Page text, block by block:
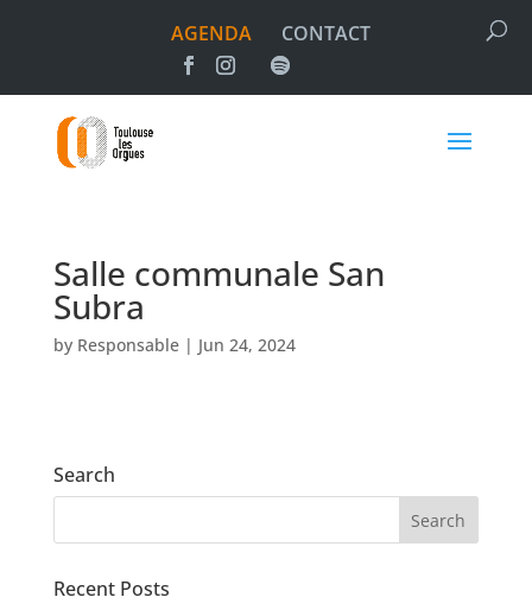
AGENDA CONTACT
Salle communale San
Subra
by Responsable| Jun 24, 2024
Search
Recent Posts